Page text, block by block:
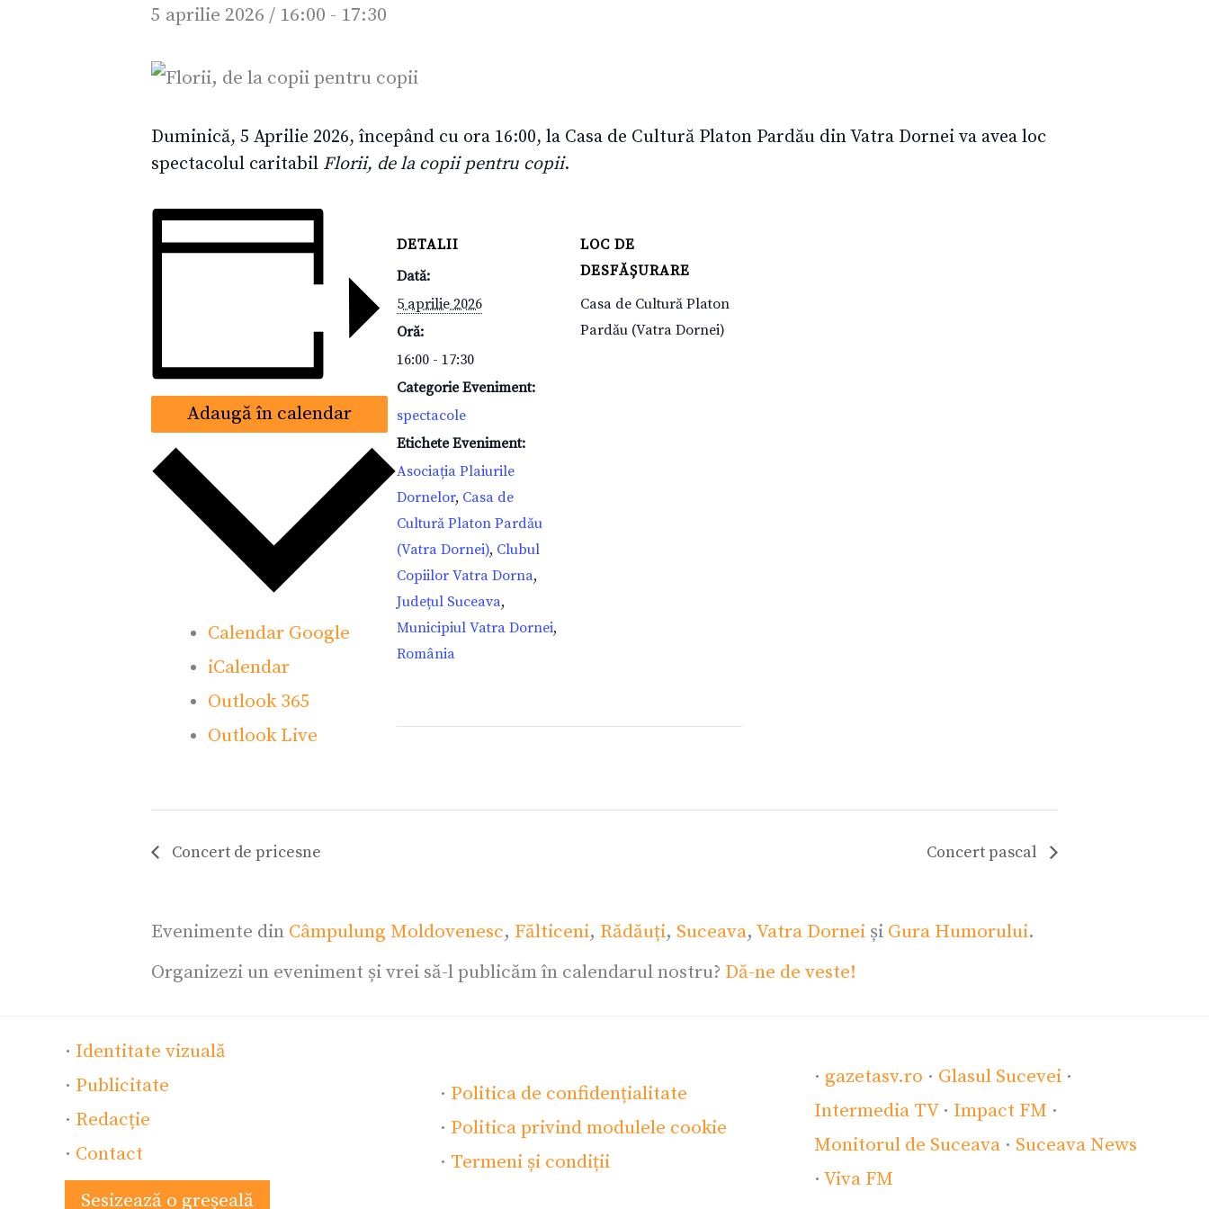
5 aprilie 2026 / 16:00 - 17:30
Duminică, 5 Aprilie 2026, începând cu ora 16:00, la Casa de Cultură Platon Pardău din Vatra Dornei va avea loc
spectacolul caritabil Florii, de la copii pentru copii.
Adaugă în calendar
Calendar Google
iCalendar
Outlook 365
Outlook Live
DETALII
Dată:
5 aprilie 2026
Oră:
16:00 - 17:30
Categorie Eveniment:
spectacole
Etichete Eveniment:
Asociația Plaiurile
Dornelor, Casa de
Cultură Platon Pardău
(Vatra Dornei), Clubul
Copiilor Vatra Dorna,
Județul Suceava,
Municipiul Vatra Dornei,
România
LOC DE
DESFĂȘURARE
Casa de Cultură Platon
Pardău (Vatra Dornei)
Concert de pricesne Concert pascal
Evenimente din Câmpulung Moldovenesc, Fălticeni, Rădăuți, Suceava, Vatra Dornei și Gura Humorului.
Organizezi un eveniment și vrei să-l publicăm în calendarul nostru? Dă-ne de veste!
· Identitate vizuală
· Publicitate
· Redacție
· Contact
Sesizează o greșeală
· Politica de confidențialitate
· Politica privind modulele cookie
· Termeni și condiții
· gazetasv.ro · Glasul Sucevei ·
Intermedia TV· Impact FM ·
Monitorul de Suceava · Suceava News
·Viva FM